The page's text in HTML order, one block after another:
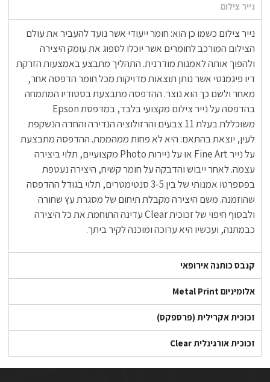
נייר צילום
נייר צילום כשמו כן הוא: חומר ייעודי אשר נועד להעביר את עולם
הצילום המורכב לחומרים אשר יוכלו לספוג את עומק היצירה
ולהפוך אותה לאמנות מודרנית. התהליך מתבצע באמצעות הזרקת
דיו פיגמנטי אשר נותן תוצאות מדויקות מכל חומר הדפסה אחר,
מאחר ולשם כך הוא נוצר. ההדפסה מתבצעת בסטודיו המתמחה
בהדפסה על נייר צילום מקצועי בלבד, במדפסת Epson
משוכללת בעלת 11 צבעים והרזולוציה הנדירה והחדה הנשקפת
לעין, יוצאת בהתאם: היא לא פחות ממהממת. ההדפסה מתבצעת
על נייר Fine Art או על ניירות Photo מקצועיים, תלוי ביצירה
עצמה. לאחר ייבוש והדבקה על חומר קשיח, היצירה נעטפת
בפספרטו אמנותי של בין 3-5 סנטימטרים, תלוי בגודל ההדפסה
שהוזמנה. משם היצירה מקבלת תיחום של מסגרת עץ שחורה
ולבסוף חיפוי של זכוכית Clear עדינה התוחמת את כל היצירה
כבמתנה, ועכשיו היא ערוכה ומוכנה לקיר ביתך.
קנבס כותנה אירופאי
אלומיניום Metal Print
זכוכית אקרילית (פרספקס)
זכוכית אורגינלית Clear